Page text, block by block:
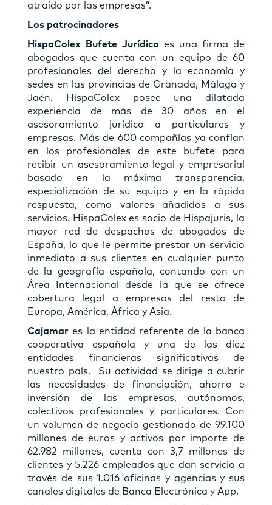
atraído por las empresas”.
Los patrocinadores
HispaColex Bufete Jurídico es una firma de
abogados que cuenta con un equipo de 60
profesionales del derecho y la economía y
sedes en las provincias de Granada, Málaga y
Jaén. HispaColex posee una dilatada
experiencia de más de 30 años en el
asesoramiento jurídico a particulares y
empresas. Más de 600 compañías ya confían
en los profesionales de este bufete para
recibir un asesoramiento legal y empresarial
basado en la máxima transparencia,
especialización de su equipo y en la rápida
respuesta, como valores añadidos a sus
servicios. HispaColex es socio de Hispajuris, la
mayor red de despachos de abogados de
España, lo que le permite prestar un servicio
inmediato a sus clientes en cualquier punto
de la geografía española, contando con un
Área Internacional desde la que se ofrece
cobertura legal a empresas del resto de
Europa, América, África y Asia.
Cajamares la entidad referente de la banca
cooperativa española y una de las diez
entidades financieras significativas de
nuestro país. Su actividad se dirige a cubrir
las necesidades de financiación, ahorro e
inversión de las empresas, autónomos,
colectivos profesionales y particulares. Con
un volumen de negocio gestionado de 99.100
millones de euros y activos por importe de
62.982 millones, cuenta con 3,7 millones de
clientes y 5.226 empleados que dan servicio a
través de sus 1.016 oficinas y agencias y sus
canales digitales de Banca Electrónica y App.